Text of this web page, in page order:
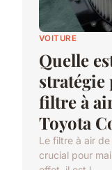
VOITURE
Quelle
stratégie
filtre à
Toyota
Le filtre à air
crucial pour